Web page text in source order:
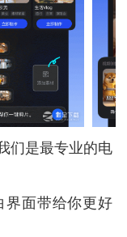
们是最专业的电
界面带给你更好